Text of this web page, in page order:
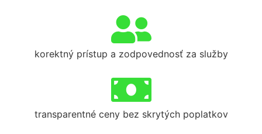
korektný prístup a zodpovednosť za služby
transparentné ceny bez skrytých poplatkov